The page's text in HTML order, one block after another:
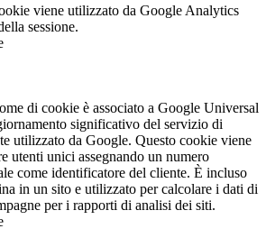
viene utilizzato da Google Analytics
sessione.
di cookie è associato a Google Universal
significativo del servizio di
utilizzato da Google. Questo cookie viene
utenti unici assegnando un numero
come identificatore del cliente. È incluso
in un sito e utilizzato per calcolare i dati di
per i rapporti di analisi dei siti.